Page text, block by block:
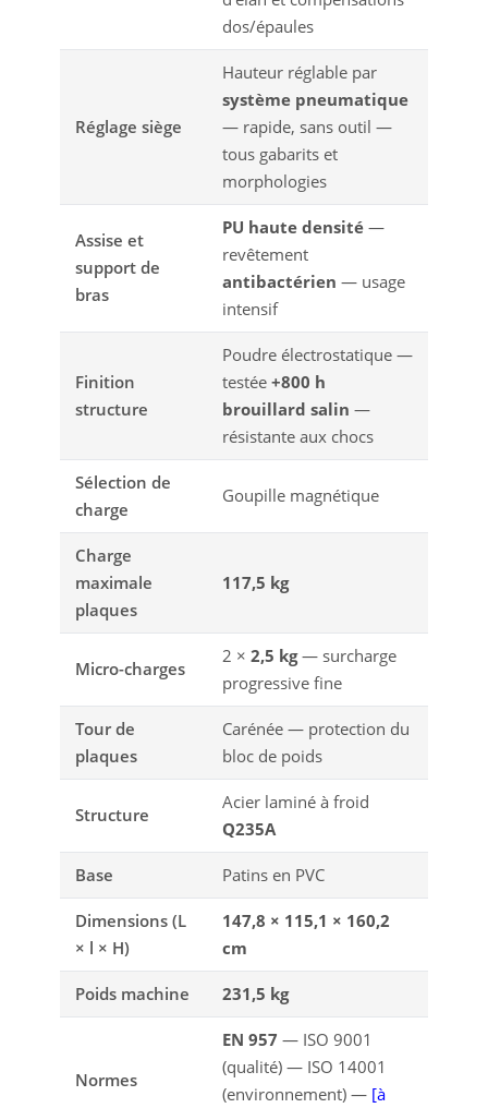
dos/épaules
Réglage siège
Hauteur réglable par
système pneumatique
— rapide, sans outil —
tous gabarits et
morphologies
Assise et
support de
bras
PU haute densité —
revêtement
antibactérien — usage
intensif
Finition
structure
Poudre électrostatique —
testée +800 h
brouillard salin —
résistante aux chocs
Sélection de
charge
Goupille magnétique
Charge
maximale
plaques
117,5 kg
Micro-charges
2 × 2,5 kg— surcharge
progressive fine
Tour de
plaques
Carénée — protection du
bloc de poids
Structure
Acier laminé à froid
Q235A
Base Patins en PVC
Dimensions (L
× l × H)
147,8 × 115,1 × 160,2
cm
Poids machine 231,5 kg
Normes
EN 957 — ISO 9001
(qualité) — ISO 14001
(environnement) — [à